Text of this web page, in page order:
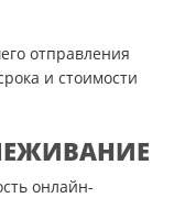
отправления
и стоимости
онлайн-